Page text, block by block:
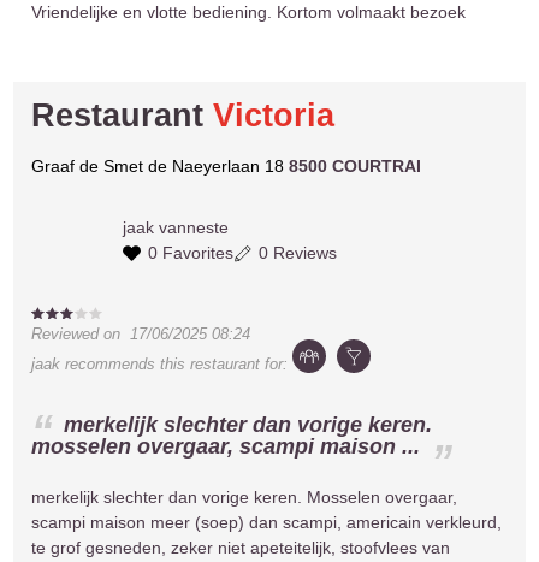
Vriendelijke en vlotte bediening. Kortom volmaakt bezoek
Restaurant Victoria
Graaf de Smet de Naeyerlaan 188500 COURTRAI
jaak vanneste
0 Favorites
0 Reviews
Reviewed on
17/06/2025 08:24
jaak recommends this restaurant for:
merkelijk slechter dan vorige keren.
mosselen overgaar, scampi maison ...
merkelijk slechter dan vorige keren. Mosselen overgaar,
scampi maison meer (soep) dan scampi, americain verkleurd,
te grof gesneden, zeker niet apeteitelijk, stoofvlees van